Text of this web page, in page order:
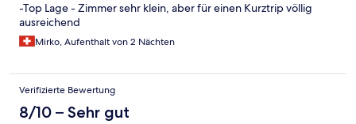
-Top Lage - Zimmer sehr klein, aber für einen Kurztrip völlig
ausreichend
Mirko, Aufenthalt von 2 Nächten
Verifizierte Bewertung
8/10 – Sehr gut